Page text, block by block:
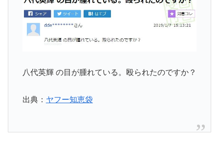
八代英輝の目が腫れている。殴られたのですか？
出典： ヤフー知恵袋